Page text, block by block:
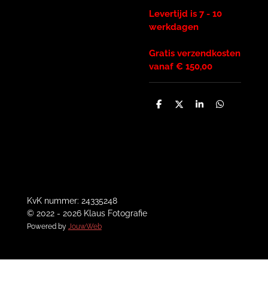
Levertijd is 7 - 10
werkdagen
Gratis verzendkosten
vanaf € 150,00
D
D
S
D
KvK nummer: 24335248
© 2022 - 2026 Klaus Fotografie
Powered by JouwWeb